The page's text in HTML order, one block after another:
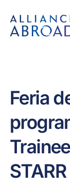
contenido
Feria
STARR